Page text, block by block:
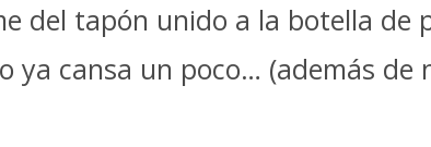
del tapón unido a la botella de
ya cansa un poco… (además de